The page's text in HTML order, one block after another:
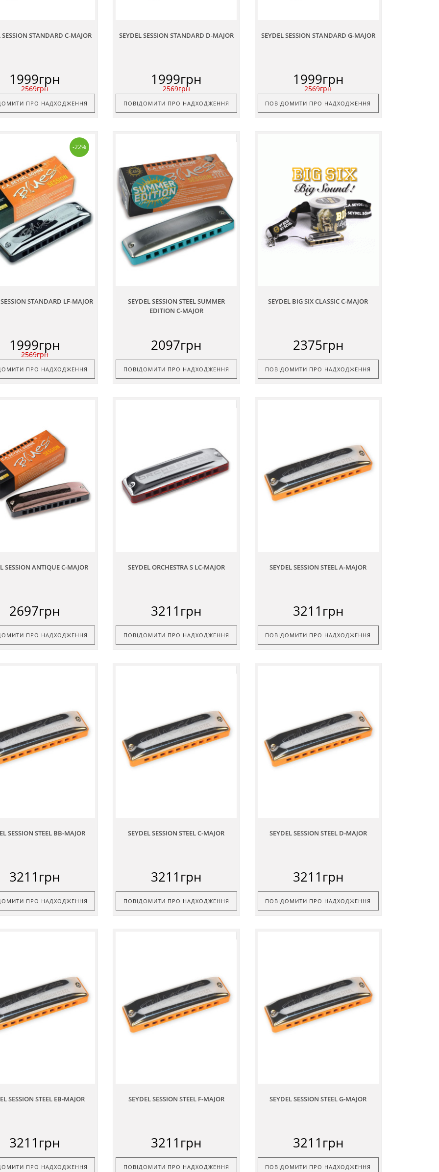
SESSION STANDARD C-MAJOR
1999грн
2569грн
ПРО НАДХОДЖЕННЯ
SEYDEL SESSION STANDARD D-MAJOR
1999грн
2569грн
ПОВІДОМИТИ ПРО НАДХОДЖЕННЯ
SEYDEL SESSION STANDARD G-MAJOR
1999грн
2569грн
ПОВІДОМИТИ ПРО НАДХОДЖЕННЯ
-22%
STANDARD LF-MAJOR
1999грн
2569грн
ПРО НАДХОДЖЕННЯ
SEYDEL SESSION STEEL SUMMER
EDITION C-MAJOR
2097грн
ПОВІДОМИТИ ПРО НАДХОДЖЕННЯ
SEYDEL BIG SIX CLASSIC C-MAJOR
2375грн
ПОВІДОМИТИ ПРО НАДХОДЖЕННЯ
SESSION ANTIQUE C-MAJOR
2697грн
ПРО НАДХОДЖЕННЯ
SEYDEL ORCHESTRA S LC-MAJOR
3211грн
ПОВІДОМИТИ ПРО НАДХОДЖЕННЯ
SEYDEL SESSION STEEL A-MAJOR
3211грн
ПОВІДОМИТИ ПРО НАДХОДЖЕННЯ
SESSION STEEL BB-MAJOR
3211грн
ПРО НАДХОДЖЕННЯ
SEYDEL SESSION STEEL C-MAJOR
3211грн
ПОВІДОМИТИ ПРО НАДХОДЖЕННЯ
SEYDEL SESSION STEEL D-MAJOR
3211грн
ПОВІДОМИТИ ПРО НАДХОДЖЕННЯ
SESSION STEEL EB-MAJOR
3211грн
ПРО НАДХОДЖЕННЯ
SEYDEL SESSION STEEL F-MAJOR
3211грн
ПОВІДОМИТИ ПРО НАДХОДЖЕННЯ
SEYDEL SESSION STEEL G-MAJOR
3211грн
ПОВІДОМИТИ ПРО НАДХОДЖЕННЯ